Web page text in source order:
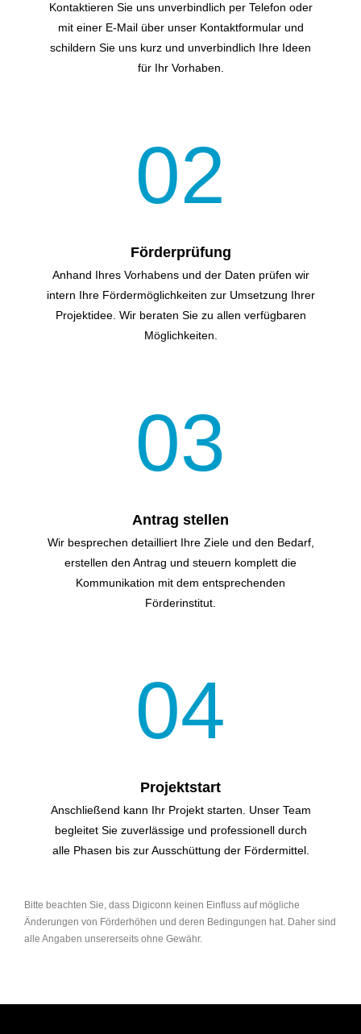
Kontaktieren Sie uns unverbindlich per Telefon oder
mit einer E-Mail über unser Kontakt­formular und
schildern Sie uns kurz und unverbindlich Ihre Ideen
für Ihr Vorhaben.
02
Förderprüfung
Anhand Ihres Vorhabens und der Daten prüfen wir
intern Ihre Förder­möglichkeiten zur Umsetzung Ihrer
Projektidee. Wir beraten Sie zu allen verfügbaren
Möglichkeiten.
03
Antrag stellen
Wir besprechen detailliert Ihre Ziele und den Bedarf,
erstellen den Antrag und steuern komplett die
Kommunikation mit dem entsprechenden
Förderinstitut.
04
Projektstart
Anschließend kann Ihr Projekt starten. Unser Team
begleitet Sie zuverlässige und professionell durch
alle Phasen bis zur Ausschüttung der Fördermittel.
Bitte beachten Sie, dass Digiconn keinen Einfluss auf mögliche
Änderungen von Förderhöhen und deren Bedingungen hat. Daher sind
alle Angaben unsererseits ohne Gewähr.